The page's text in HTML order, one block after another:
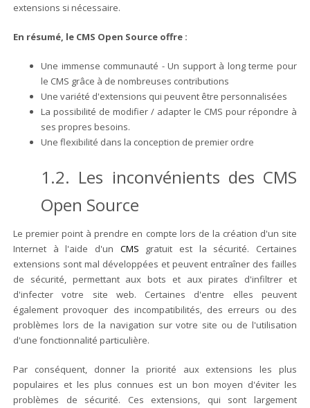
extensions si nécessaire.
En résumé, le CMS Open Source offre :
Une immense communauté - Un support à long terme pour
le CMS grâce à de nombreuses contributions
Une variété d'extensions qui peuvent être personnalisées
La possibilité de modifier / adapter le CMS pour répondre à
ses propres besoins.
Une flexibilité dans la conception de premier ordre
1.2. Les inconvénients des CMS
Open Source
Le premier point à prendre en compte lors de la création d'un site
Internet à l'aide d'un CMS gratuit est la sécurité. Certaines
extensions sont mal développées et peuvent entraîner des failles
de sécurité, permettant aux bots et aux pirates d'infiltrer et
d'infecter votre site web. Certaines d'entre elles peuvent
également provoquer des incompatibilités, des erreurs ou des
problèmes lors de la navigation sur votre site ou de l'utilisation
d'une fonctionnalité particulière.
Par conséquent, donner la priorité aux extensions les plus
populaires et les plus connues est un bon moyen d'éviter les
problèmes de sécurité. Ces extensions, qui sont largement